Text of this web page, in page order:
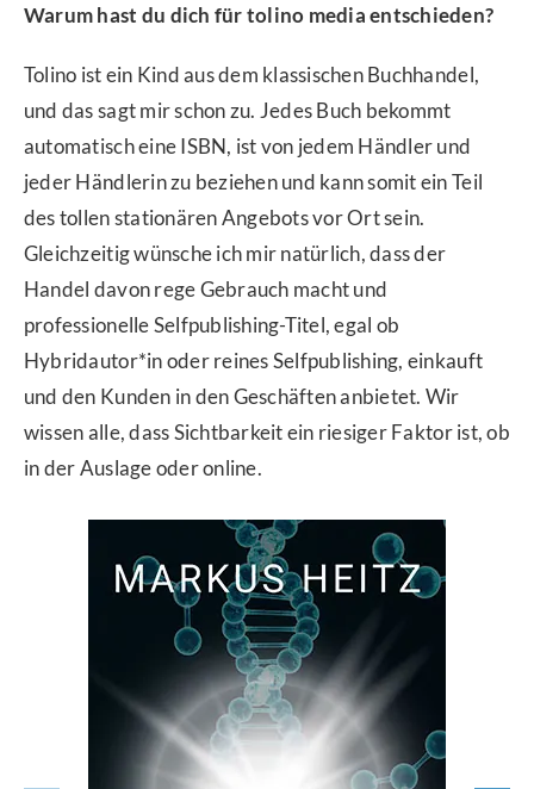
Warum hast du dich für tolino media entschieden?
Tolino ist ein Kind aus dem klassischen Buchhandel,
und das sagt mir schon zu. Jedes Buch bekommt
automatisch eine ISBN, ist von jedem Händler und
jeder Händlerin zu beziehen und kann somit ein Teil
des tollen stationären Angebots vor Ort sein.
Gleichzeitig wünsche ich mir natürlich, dass der
Handel davon rege Gebrauch macht und
professionelle Selfpublishing-Titel, egal ob
Hybridautor*in oder reines Selfpublishing, einkauft
und den Kunden in den Geschäften anbietet. Wir
wissen alle, dass Sichtbarkeit ein riesiger Faktor ist, ob
in der Auslage oder online.